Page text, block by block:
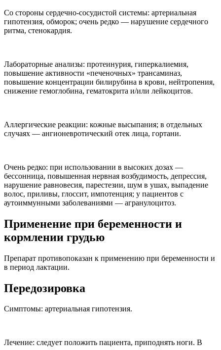
Со стороны сердечно-сосудистой системы: артериальная
гипотензия, обморок; очень редко — нарушение сердечного
ритма, стенокардия.
Лабораторные анализы: протеинурия, гиперкалиемия,
повышение активности «печеночных» трансаминаз,
повышение концентрации билирубина в крови, нейтропения,
снижение гемоглобина, гематокрита и/или лейкоцитов.
Аллергические реакции: кожные высыпания; в отдельных
случаях — ангионевротический отек лица, гортани.
Очень редко: при использовании в высоких дозах —
бессонница, повышенная нервная возбудимость, депрессия,
нарушение равновесия, парестезии, шум в ушах, выпадение
волос, приливы, глоссит, импотенция; у пациентов с
аутоиммунными заболеваниями — агранулоцитоз.
Применение при беременности и
кормлении грудью
Препарат противопоказан к применению при беременности и
в период лактации.
Передозировка
Симптомы: артериальная гипотензия.
Лечение: следует положить пациента, приподнять ноги. В